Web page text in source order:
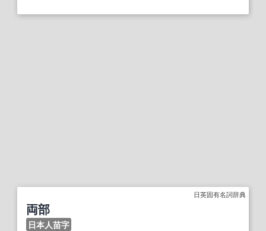
日英固有名詞辞典
両部
日本人苗字